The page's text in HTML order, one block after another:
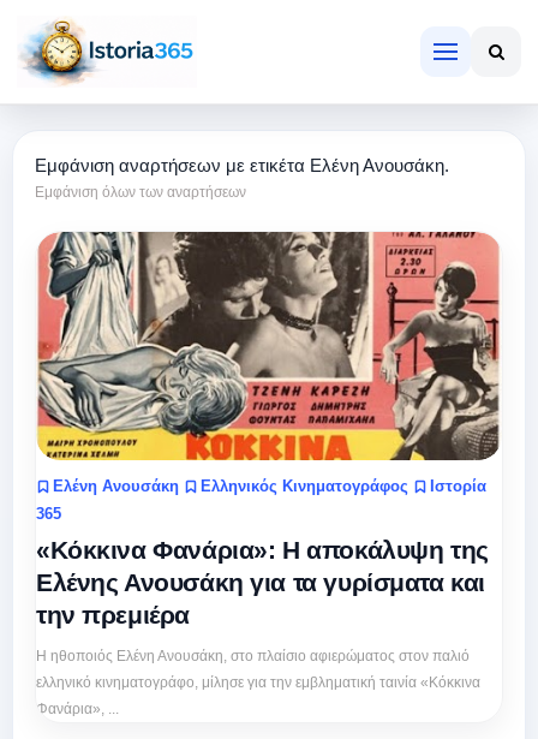
Εμφάνιση αναρτήσεων με ετικέτα Ελένη Ανουσάκη.
Εμφάνιση όλων των αναρτήσεων
Ελένη Ανουσάκη Ελληνικός Κινηματογράφος
Ιστορία
365
«Κόκκινα Φανάρια»: Η αποκάλυψη της
Ελένης Ανουσάκη για τα γυρίσματα και
την πρεμιέρα
Η ηθοποιός Ελένη Ανουσάκη, στο πλαίσιο αφιερώματος στον παλιό
ελληνικό κινηματογράφο, μίλησε για την εμβληματική ταινία «Κόκκινα
Φανάρια», ...